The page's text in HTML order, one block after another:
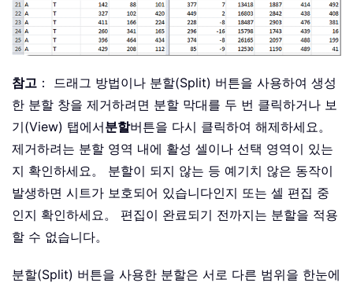
참고 ： 드래그 방법이나 분할(Split) 버튼을 사용하여 생성
한 분할 창을 제거하려면 분할 막대를 두 번 클릭하거나 보
기(View) 탭에서분할버튼을 다시 클릭하여 해제하세요。
제거하려는 분할 영역 내에 활성 셀이나 선택 영역이 있는
지 확인하세요。 분할이 되지 않는 등 예기치 않은 동작이
발생하면 시트가 보호되어 있습니다인지 또는 셀 편집 중
인지 확인하세요。 편집이 완료되기 전까지는 분할을 적용
할 수 없습니다。
분할(Split) 버튼을 사용한 분할은 서로 다른 범위을 한눈에